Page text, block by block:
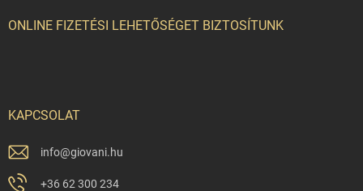
ONLINE FIZETÉSI LEHETŐSÉGET BIZTOSÍTUNK
KAPCSOLAT
info@giovani.hu
+36 62 300 234